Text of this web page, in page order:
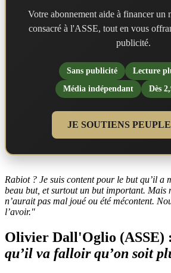
Votre abonnement aide à financer un
consacré à l'ASSE, tout en vous
publicité.
Sans publicité
Lecture
Média indépendant
Dès
JE SOUTIENS
Rabiot ? Je suis content pour le but qu’il a
beau but, et surtout un but important. Mais
n’aurait pas mal joué ou été mécontent.
l’avoir."
Olivier Dall'Oglio (ASSE) :
qu’il va falloir qu’on soit